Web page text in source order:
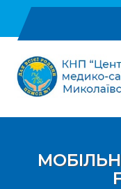
content
ЦПМСД
первинної